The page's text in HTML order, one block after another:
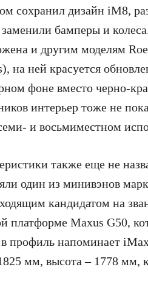
сохранил дизайн iM8,
бамперы и
и другим моделям
на ней красуется
фоне вместо черно-
интерьер тоже не
и восьмиместном
также еще не
один из минивэнов
кандидатом на
платформе Maxus G50,
профиль напоминает
мм, высота – 1778 мм,